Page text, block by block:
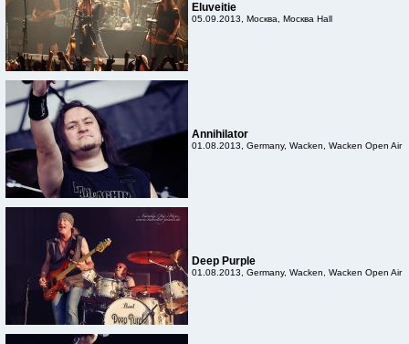
Eluveitie
05.09.2013, Москва, Москва Hall
Annihilator
01.08.2013, Germany, Wacken, Wacken Open Air
Deep Purple
01.08.2013, Germany, Wacken, Wacken Open Air